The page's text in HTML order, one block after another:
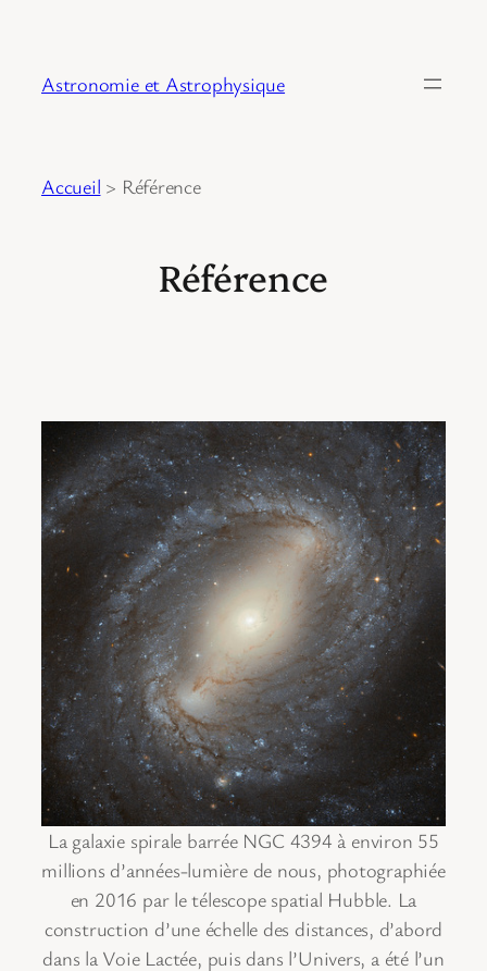
Astronomie et Astrophysique
Accueil > Référence
Référence
La galaxie spirale barrée NGC 4394 à environ 55
millions d’années-lumière de nous, photographiée
en 2016 par le télescope spatial Hubble. La
construction d’une échelle des distances, d’abord
dans la Voie Lactée, puis dans l’Univers, a été l’un